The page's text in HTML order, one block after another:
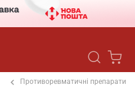
Противоревматичні препарати